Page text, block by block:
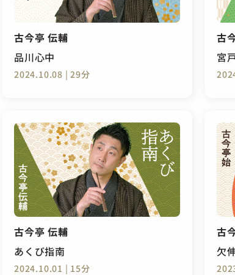
古今亭 伝輔
品川心中
2024.10.08 | 29分
古
宮
古今亭 伝輔
あくび指南
2024.10.01 | 15分
古
欠